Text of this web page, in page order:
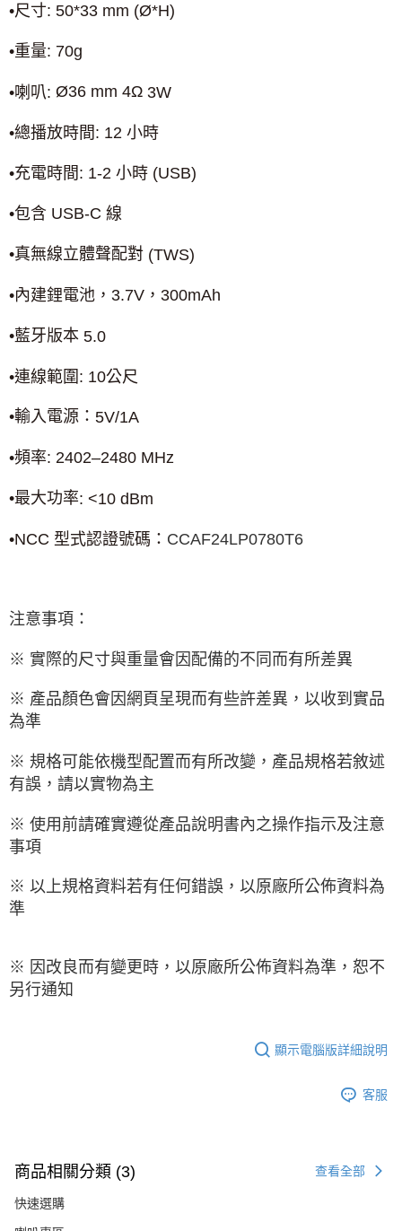
•尺寸: 50*33 mm (Ø*H)
•重量: 70g
•喇叭: Ø36 mm 4Ω 3W
•總播放時間: 12 小時
•充電時間: 1-2 小時 (USB)
•包含 USB-C 線
•真無線立體聲配對 (TWS)
•內建鋰電池， 3.7V ， 300mAh
•藍牙版本 5.0
•連線範圍 : 10公尺
•輸入電源： 5V/1A
•頻率: 2402–2480 MHz
•最大功率: <10 dBm
•NCC 型式認證號碼： CCAF24LP0780T6
注意事項：
※ 實際的尺寸與重量會因配備的不同而有所差異
※ 產品顏色會因網頁呈現而有些許差異，以收到實品
為準
※ 規格可能依機型配置而有所改變，產品規格若敘述
有誤，請以實物為主
※ 使用前請確實遵從產品說明書內之操作指示及注意
事項
※ 以上規格資料若有任何錯誤，以原廠所公佈資料為
準
※ 因改良而有變更時，以原廠所公佈資料為準，恕不
另行通知
顯示電腦版詳細說明
客服
商品相關分類 (3) 查看全部
快速選購